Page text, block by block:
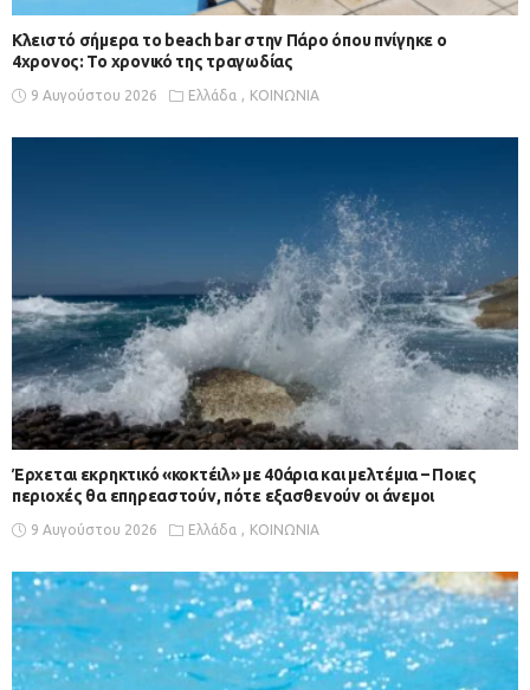
Κλειστό σήμερα το beach bar στην Πάρο όπου πνίγηκε ο
4χρονος: Το χρονικό της τραγωδίας
9 Αυγούστου 2026 Ελλάδα ΚΟΙΝΩΝΙΑ
Έρχεται εκρηκτικό «κοκτέιλ» με 40άρια και μελτέμια – Ποιες
περιοχές θα επηρεαστούν, πότε εξασθενούν οι άνεμοι
9 Αυγούστου 2026 Ελλάδα ΚΟΙΝΩΝΙΑ